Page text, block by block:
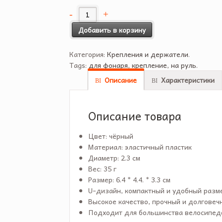
Добавить в корзину
Категория:Крепления и держатели.
Tags:для фонаря,крепление,на руль.
Описание
Характеристики
Описание товара
Цвет: чёрный
Материал: эластичный пластик
Диаметр: 2.3 см
Вес: 35 г
Размер: 6.4 * 4.4. * 3.3 см
U-дизайн, компактный и удобный
Высокое качество, прочный и
Подходит для большинства